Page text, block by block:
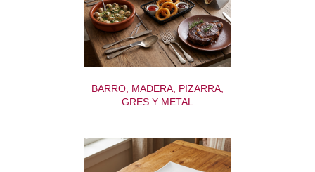
BARRO, MADERA, PIZARRA,
GRES Y METAL